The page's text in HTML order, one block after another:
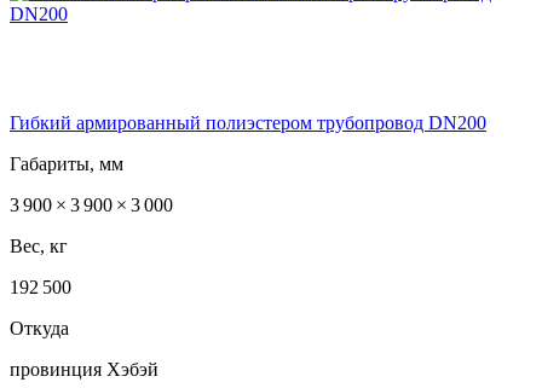
Гибкий армированный полиэстером трубопровод DN200
Габариты, мм
3 900 × 3 900 × 3 000
Вес, кг
192 500
Откуда
провинция Хэбэй